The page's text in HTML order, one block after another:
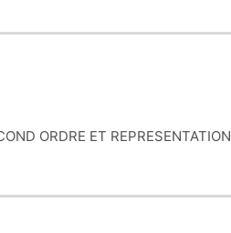
ORDRE ET REPRESENTATION